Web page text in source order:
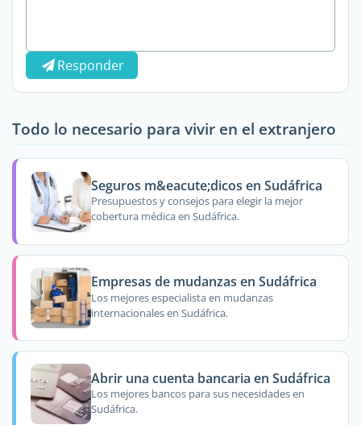
Responder
Todo lo necesario para vivir en el extranjero
Seguros m&eacute;dicos en Sudáfrica
Presupuestos y consejos para elegir la mejor
cobertura médica en Sudáfrica.
Empresas de mudanzas en Sudáfrica
Los mejores especialista en mudanzas
internacionales en Sudáfrica.
Abrir una cuenta bancaria en Sudáfrica
Los mejores bancos para sus necesidades en
Sudáfrica.